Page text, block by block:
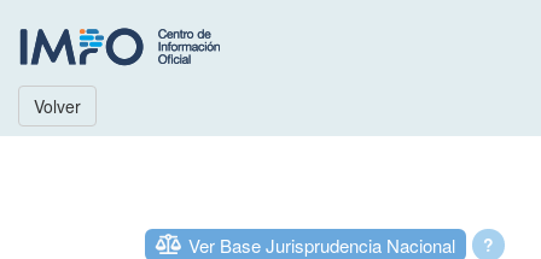
Volver
?
Ver Base Jurisprudencia Nacional